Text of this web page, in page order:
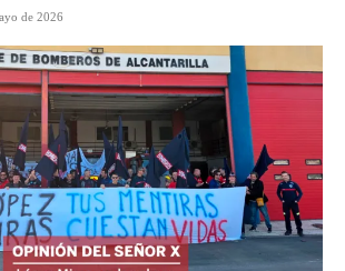
de 2026